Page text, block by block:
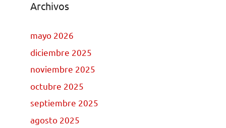
Archivos
mayo 2026
diciembre 2025
noviembre 2025
octubre 2025
septiembre 2025
agosto 2025